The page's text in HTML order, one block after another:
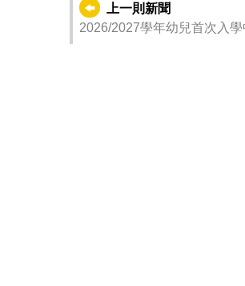
上一則新聞
2026/2027學年幼兒首次入